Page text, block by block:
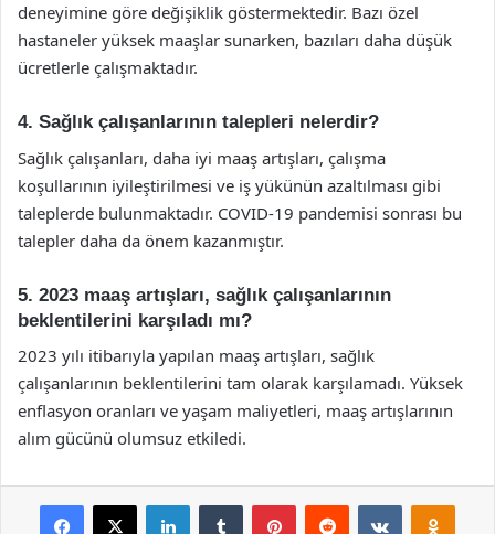
deneyimine göre değişiklik göstermektedir. Bazı özel
hastaneler yüksek maaşlar sunarken, bazıları daha düşük
ücretlerle çalışmaktadır.
4. Sağlık çalışanlarının talepleri nelerdir?
Sağlık çalışanları, daha iyi maaş artışları, çalışma
koşullarının iyileştirilmesi ve iş yükünün azaltılması gibi
taleplerde bulunmaktadır. COVID-19 pandemisi sonrası bu
talepler daha da önem kazanmıştır.
5. 2023 maaş artışları, sağlık çalışanlarının
beklentilerini karşıladı mı?
2023 yılı itibarıyla yapılan maaş artışları, sağlık
çalışanlarının beklentilerini tam olarak karşılamadı. Yüksek
enflasyon oranları ve yaşam maliyetleri, maaş artışlarının
alım gücünü olumsuz etkiledi.
Facebook
X LinkedInTumblr PinterestReddit VKontakte